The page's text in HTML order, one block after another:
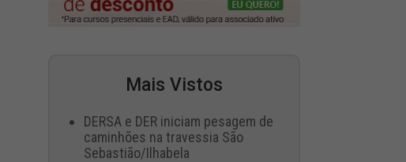
Mais Vistos
DERSA e DER iniciam pesagem de
caminhões na travessia São
Sebastião/Ilhabela